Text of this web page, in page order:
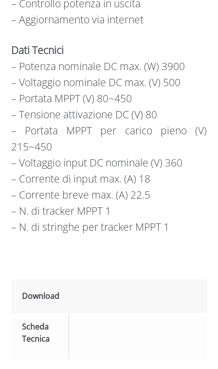
– Controllo potenza in uscita
– Aggiornamento via internet
Dati Tecnici
– Potenza nominale DC max. (W) 3900
– Voltaggio nominale DC max. (V) 500
– Portata MPPT (V) 80~450
– Tensione attivazione DC (V) 80
– Portata MPPT per carico pieno (V)
215~450
– Voltaggio input DC nominale (V) 360
– Corrente di input max. (A) 18
– Corrente breve max. (A) 22.5
– N. di tracker MPPT 1
– N. di stringhe per tracker MPPT 1
Download
Scheda
Tecnica